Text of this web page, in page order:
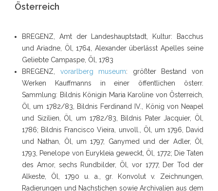
Österreich
BREGENZ, Amt der Landeshauptstadt, Kultur: Bacchus
und Ariadne, Öl, 1764, Alexander überlässt Apelles seine
Geliebte Campaspe, Öl, 1783
BREGENZ, vorarlberg museum: größter Bestand von
Werken Kauffmanns in einer öffentlichen österr.
Sammlung: Bildnis Königin Maria Karoline von Österreich,
Öl, um 1782/83, Bildnis Ferdinand IV., König von Neapel
und Sizilien, Öl, um 1782/83, Bildnis Pater Jacquier, Öl,
1786; Bildnis Francisco Vieira, unvoll., Öl, um 1796, David
und Nathan, Öl, um 1797, Ganymed und der Adler, Öl,
1793, Penelope von Eurykleia geweckt, Öl, 1772; Die Taten
des Amor, sechs Rundbilder, Öl, vor 1777, Der Tod der
Alkeste, Öl, 1790 u. a., gr. Konvolut v. Zeichnungen,
Radierungen und Nachstichen sowie Archivalien aus dem